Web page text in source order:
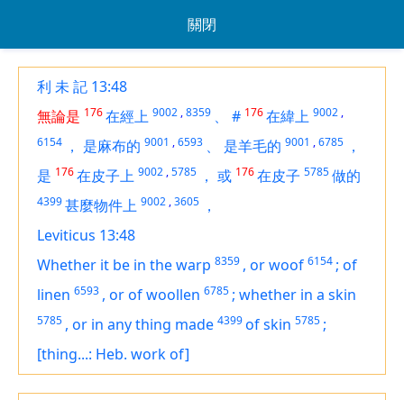
關閉
利 未 記 13:48
無論是 176在經上 9002 ,8359 、 # 176在緯上 9002 ,
6154 ， 是麻布的 9001 ,6593 、 是羊毛的 9001 ,6785 ，
是 176在皮子上 9002 ,5785 ， 或 176在皮子 5785做的
4399甚麼物件上 9002 ,3605 ，
Leviticus 13:48
Whether it be in the warp 8359 , or woof 6154 ; of
linen 6593 , or of woollen 6785 ; whether in a skin
5785 , or in any thing made 4399of skin 5785 ;
[thing...: Heb. work of]